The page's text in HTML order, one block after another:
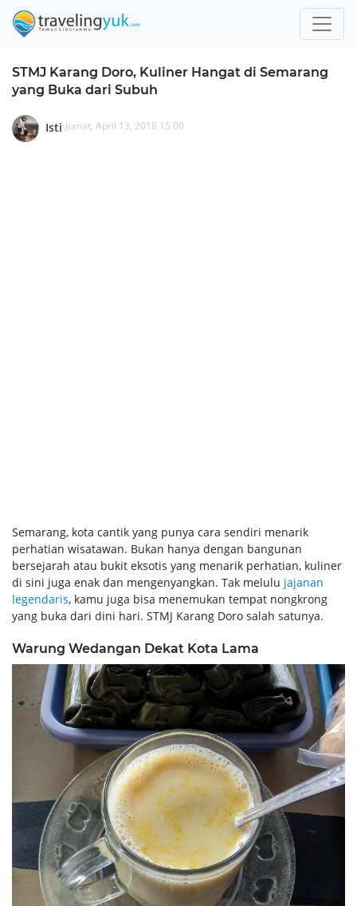
STMJ Karang Doro, Kuliner Hangat di Semarang
yang Buka dari Subuh
Isti Jumat, April 13, 2018 15.00
Semarang, kota cantik yang punya cara sendiri menarik
perhatian wisatawan. Bukan hanya dengan bangunan
bersejarah atau bukit eksotis yang menarik perhatian, kuliner
di sini juga enak dan mengenyangkan. Tak melulu jajanan
legendaris, kamu juga bisa menemukan tempat nongkrong
yang buka dari dini hari. STMJ Karang Doro salah satunya.
Warung Wedangan Dekat Kota Lama